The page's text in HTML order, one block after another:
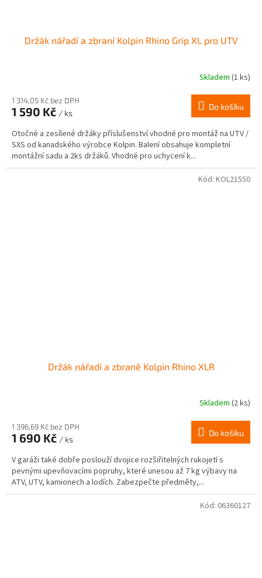
Držák nářadí a zbraní Kolpin Rhino Grip XL pro UTV
Skladem (1 ks)
1 314,05 Kč bez DPH
1 590 Kč / ks
Do košíku
Otočné a zesílené držáky příslušenství vhodné pro montáž na UTV /
SXS od kanadského výrobce Kolpin. Balení obsahuje kompletní
montážní sadu a 2ks držáků. Vhodné pro uchycení k...
Držák nářadí a zbraně Kolpin Rhino XLR
Skladem (2 ks)
1 396,69 Kč bez DPH
1 690 Kč / ks
Do košíku
V garáži také dobře poslouží dvojice rozšiřitelných rukojetí s
pevnými upevňovacími popruhy, které unesou až 7 kg výbavy na
ATV, UTV, kamionech a lodích. Zabezpečte předměty,...
Kód: KOL21550
Kód: 06360127